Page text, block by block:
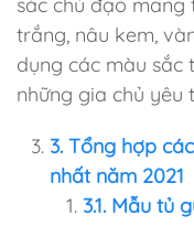
trắng, nâu kem,
dụng các màu sắc
những gia chủ yêu
3. Tổng hợp
nhất năm 2021
3.1. Mẫu tủ